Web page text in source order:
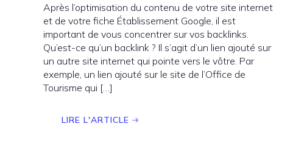
Après l’optimisation du contenu de votre site internet
et de votre fiche Établissement Google, il est
important de vous concentrer sur vos backlinks.
Qu’est-ce qu’un backlink ? Il s’agit d’un lien ajouté sur
un autre site internet qui pointe vers le vôtre. Par
exemple, un lien ajouté sur le site de l’Office de
Tourisme qui […]
LIRE L'ARTICLE